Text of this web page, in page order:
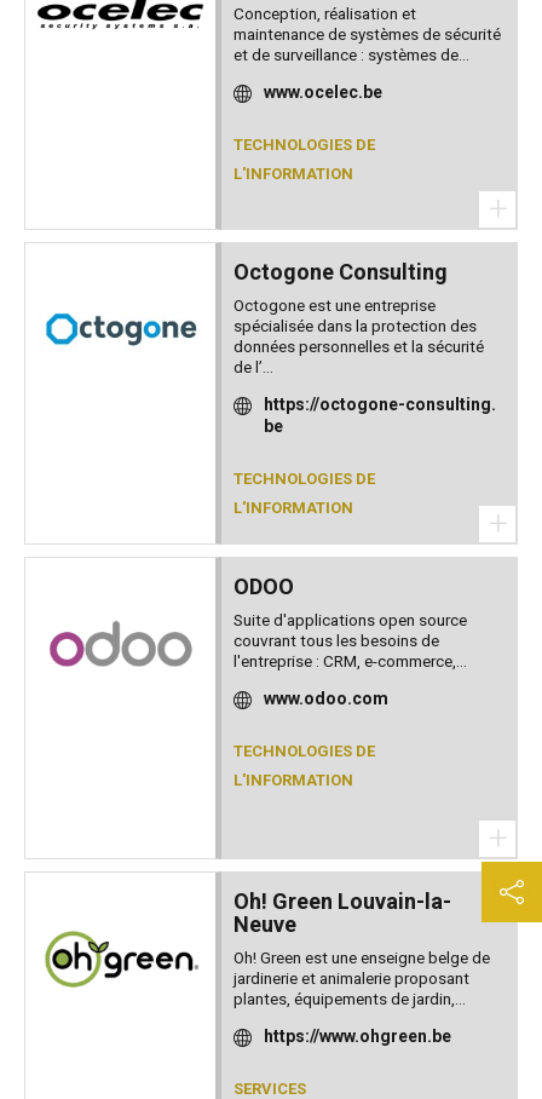
Conception, réalisation et
maintenance de systèmes de sécurité
et de surveillance : systèmes de...
www.ocelec.be
TECHNOLOGIES DE
L'INFORMATION
+
Octogone Consulting
Octogone est une entreprise
spécialisée dans la protection des
données personnelles et la sécurité
de l’...
https://octogone-consulting.
be
TECHNOLOGIES DE
L'INFORMATION
+
ODOO
Suite d'applications open source
couvrant tous les besoins de
l'entreprise : CRM, e-commerce,...
www.odoo.com
TECHNOLOGIES DE
L'INFORMATION
+
Oh! Green Louvain-la-
Neuve
Oh! Green est une enseigne belge de
jardinerie et animalerie proposant
plantes, équipements de jardin,...
https://www.ohgreen.be
SERVICES